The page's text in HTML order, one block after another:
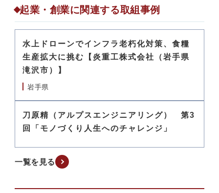
起業・創業に関連する取組事例
水上ドローンでインフラ老朽化対策、食糧
生産拡大に挑む【炎重工株式会社（岩手県
滝沢市）】
岩手県
刀原精（アルプスエンジニアリング） 第3
回「モノづくり人生へのチャレンジ」
一覧を見る